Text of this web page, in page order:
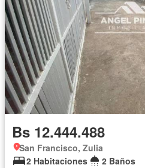
Bs 12.444.488
San Francisco, Zulia
2 Habitaciones
2 Baños